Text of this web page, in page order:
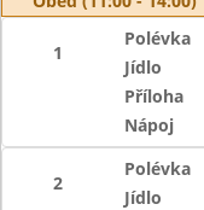
1
Polévka
Jídlo
Příloha
Nápoj
2
Polévka
Jídlo